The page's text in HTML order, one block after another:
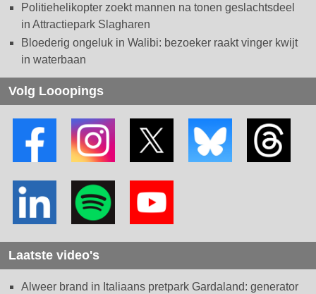
Politiehelikopter zoekt mannen na tonen geslachtsdeel
in Attractiepark Slagharen
Bloederig ongeluk in Walibi: bezoeker raakt vinger kwijt
in waterbaan
Volg Looopings
Laatste video's
Alweer brand in Italiaans pretpark Gardaland: generator